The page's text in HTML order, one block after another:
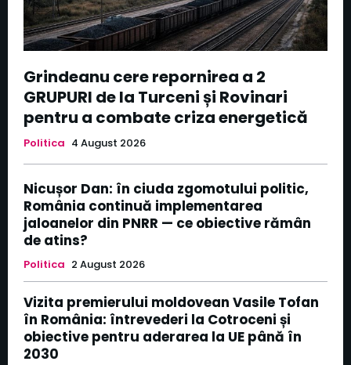
Grindeanu cere repornirea a 2
GRUPURI de la Turceni și Rovinari
pentru a combate criza energetică
Politica 4 August 2026
Nicușor Dan: în ciuda zgomotului politic,
România continuă implementarea
jaloanelor din PNRR — ce obiective rămân
de atins?
Politica 2 August 2026
Vizita premierului moldovean Vasile Tofan
în România: întrevederi la Cotroceni și
obiective pentru aderarea la UE până în
2030